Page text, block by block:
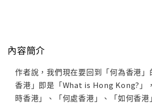
內容簡介
作者說，我們現在要回到「何為香港」
香港」即是「What is Hong Kong?」
時香港」、「何處香港」、「如何香